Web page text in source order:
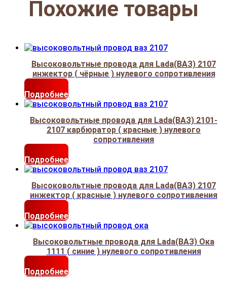
Похожие товары
Высоковольтные провода для Lada(ВАЗ) 2107
инжектор ( чёрные ) нулевого сопротивления
Подробнее
Высоковольтные провода для Lada(ВАЗ) 2101-
2107 карбюратор ( красные ) нулевого
сопротивления
Подробнее
Высоковольтные провода для Lada(ВАЗ) 2107
инжектор ( красные ) нулевого сопротивления
Подробнее
Высоковольтные провода для Lada(ВАЗ) Ока
1111 ( синие ) нулевого сопротивления
Подробнее